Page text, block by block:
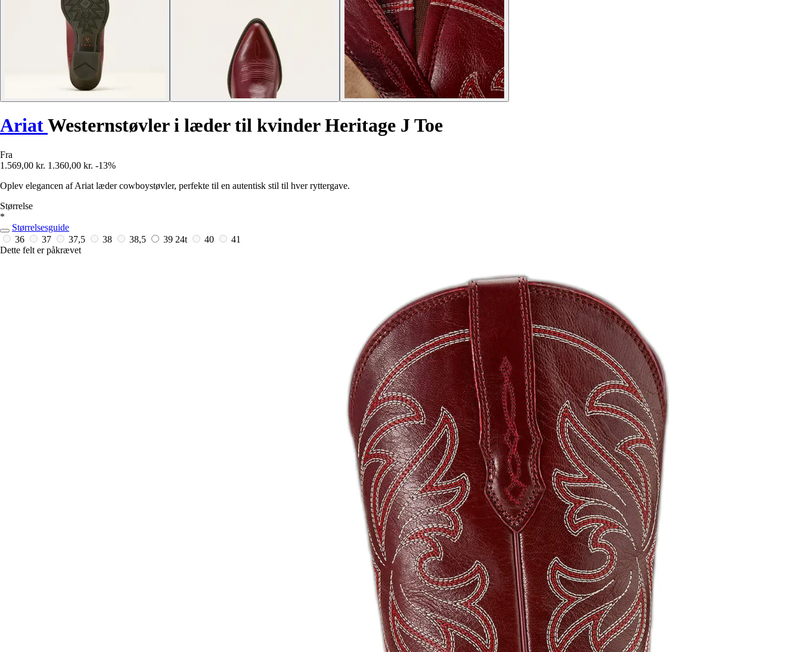
AriatWesternstøvler i læder til kvinder Heritage J Toe
Fra
1.569,00 kr. 1.360,00 kr. -13%
Oplev elegancen af Ariat læder cowboystøvler, perfekte til en autentisk stil til hver ryttergave.
Størrelse
*
Størrelsesguide
36
37 37,5 38 38,5 39 24t 40
41
Dette felt er påkrævet